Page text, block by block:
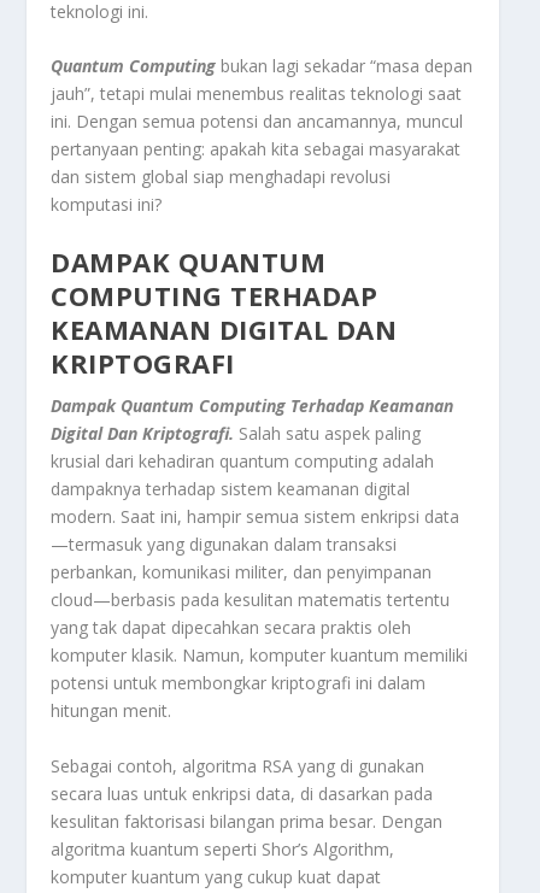
teknologi ini.
Quantum Computing bukan lagi sekadar “masa depan
jauh”, tetapi mulai menembus realitas teknologi saat
ini. Dengan semua potensi dan ancamannya, muncul
pertanyaan penting: apakah kita sebagai masyarakat
dan sistem global siap menghadapi revolusi
komputasi ini?
DAMPAK QUANTUM
COMPUTING TERHADAP
KEAMANAN DIGITAL DAN
KRIPTOGRAFI
Dampak Quantum Computing Terhadap Keamanan
Digital Dan Kriptografi. Salah satu aspek paling
krusial dari kehadiran quantum computing adalah
dampaknya terhadap sistem keamanan digital
modern. Saat ini, hampir semua sistem enkripsi data
—termasuk yang digunakan dalam transaksi
perbankan, komunikasi militer, dan penyimpanan
cloud—berbasis pada kesulitan matematis tertentu
yang tak dapat dipecahkan secara praktis oleh
komputer klasik. Namun, komputer kuantum memiliki
potensi untuk membongkar kriptografi ini dalam
hitungan menit.
Sebagai contoh, algoritma RSA yang di gunakan
secara luas untuk enkripsi data, di dasarkan pada
kesulitan faktorisasi bilangan prima besar. Dengan
algoritma kuantum seperti Shor’s Algorithm,
komputer kuantum yang cukup kuat dapat